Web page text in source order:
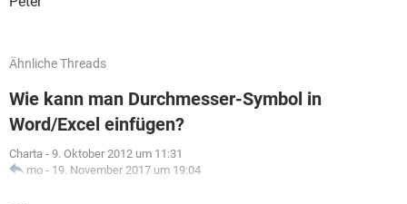
Ähnliche Threads
Wie kann man Durchmesser-Symbol in
Word/Excel einfügen?
Charta - 9. Oktober 2012 um 11:31
mo - 19. November 2017 um 19:04